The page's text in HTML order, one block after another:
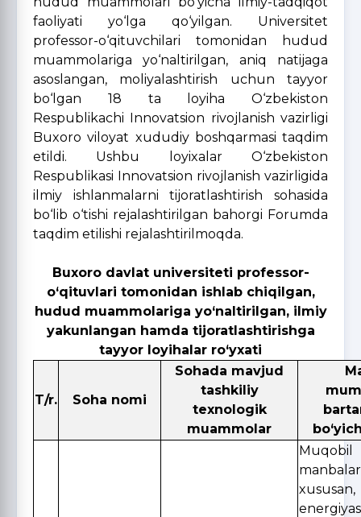
faoliyati yo‘lga qo‘yilgan. Universitet
professor-o‘qituvchilari tomonidan hudud
muammolariga yo‘naltirilgan, aniq natijaga
asoslangan, moliyalashtirish uchun tayyor
bo‘lgan 18 ta loyiha O‘zbekiston
Respublikachi Innovatsion rivojlanish vazirligi
Buxoro viloyat xududiy boshqarmasi taqdim
etildi. Ushbu loyixalar O‘zbekiston
Respublikasi Innovatsion rivojlanish vazirligida
ilmiy ishlanmalarni tijoratlashtirish sohasida
bo‘lib o‘tishi rejalashtirilgan bahorgi Forumda
taqdim etilishi rejalashtirilmoqda.
Buxoro davlat universiteti professor-
o‘qituvlari tomonidan ishlab chiqilgan,
hudud muammolariga yo‘naltirilgan, ilmiy
yakunlangan hamda tijoratlashtirishga
tayyor loyihalar ro‘yxati
T/r. Soha nomi
Sohada mavjud
tashkiliy
texnologik
muammolar